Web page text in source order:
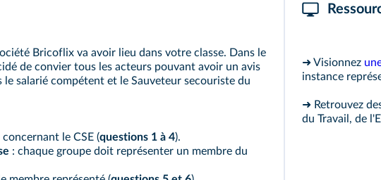
Bricoflix va avoir lieu dans votre classe. Dans le
de convier tous les acteurs pouvant avoir un avis
salarié compétent et le Sauveteur secouriste du
le CSE (questions 1 à 4).
: chaque groupe doit représenter un membre du
➜ Visionnez
instance
➜ Retrouvez
du Travail, de